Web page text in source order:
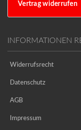
Vertrag widerrufen
INFORMATIONEN
Widerrufsrecht
Datenschutz
AGB
Impressum